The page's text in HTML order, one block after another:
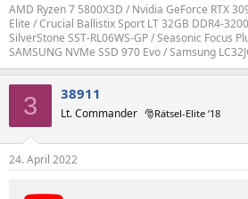
AMD Ryzen 7 5800X3D / Nvidia GeForce RTX
Elite / Crucial Ballistix Sport LT 32GB DDR4-
SilverStone SST-RL06WS-GP / Seasonic Focus
SAMSUNG NVMe SSD 970 Evo / Samsung
3 38911
Lt. Commander 🎅Rätsel-Elite ’18
24. April 2022